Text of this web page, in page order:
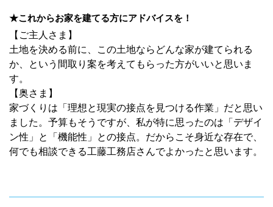
★これからお家を建てる方にアドバイスを！
【ご主人さま】
土地を決める前に、この土地ならどんな家が建てられる
か、という間取り案を考えてもらった方がいいと思いま
す。
【奥さま】
家づくりは「理想と現実の接点を見つける作業」だと思い
ました。予算もそうですが、私が特に思ったのは「デザイ
ン性」と「機能性」との接点。だからこそ身近な存在で、
何でも相談できる工藤工務店さんでよかったと思います。